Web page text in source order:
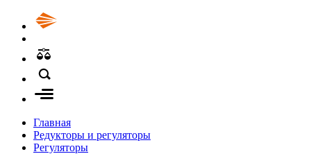
Главная
Редукторы и регуляторы
Регуляторы